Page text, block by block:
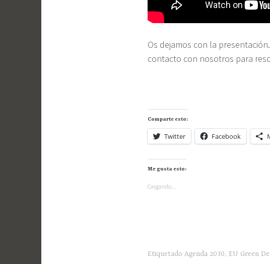
Os dejamos con la
contacto con nosotros para
Comparte esto:
Twitter Facebook
Me gusta esto:
Cargando...
Etiquetado Agenda 2030, EU Green